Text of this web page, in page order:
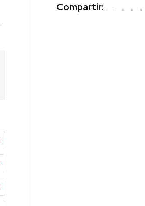
Compartir: